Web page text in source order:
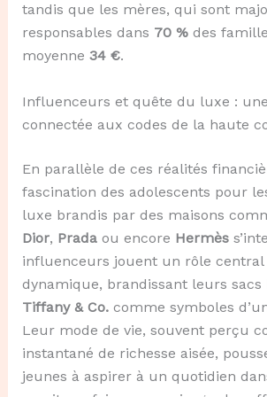
tandis que les mères, qui sont
responsables dans 70 %des
moyenne 34 €.
Influenceurs et quête du luxe :
connectée aux codes de la haute
En parallèle de ces réalités
fascination des adolescents pour
luxe brandis par des maisons
Dior, Pradaou encore Hermès
influenceurs jouent un rôle central
dynamique, brandissant leurs sacs
Tiffany & Co.comme symboles
Leur mode de vie, souvent perçu
instantané de richesse aisée,
jeunes à aspirer à un quotidien